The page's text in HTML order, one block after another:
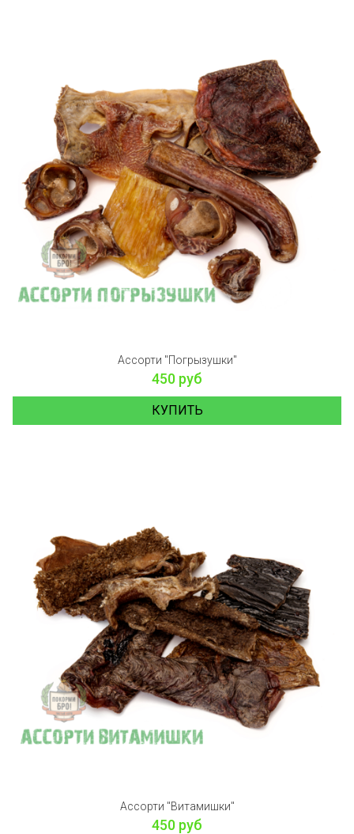
Ассорти "Погрызушки"
450 руб
КУПИТЬ
Ассорти "Витамишки"
450 руб